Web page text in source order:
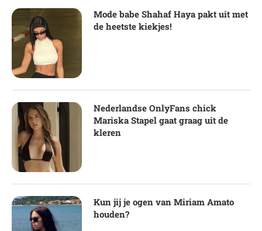
Mode babe Shahaf Haya pakt uit met
de heetste kiekjes!
Nederlandse OnlyFans chick
Mariska Stapel gaat graag uit de
kleren
Kun jij je ogen van Miriam Amato
houden?